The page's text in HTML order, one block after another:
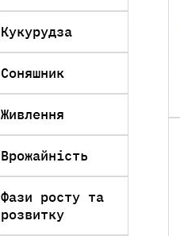
Кукурудза
Соняшник
Живлення
Врожайність
Фази росту та
розвитку